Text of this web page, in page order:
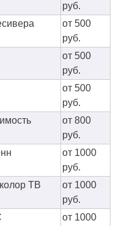
руб.
от 500
руб.
от 500
руб.
от 500
руб.
от 800
руб.
от 1000
руб.
ТВ
от 1000
руб.
от 1000